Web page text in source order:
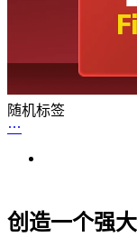
随机标签
创造一个强